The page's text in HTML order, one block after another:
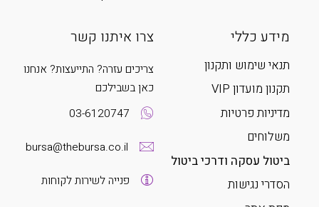
מידע כללי
תנאי שימוש ותקנון
תקנון מועדון VIP
מדיניות פרטיות
משלוחים
ביטול עסקה ודרכי ביטול
הסדרי נגישות
צרו איתנו קשר
צריכים עזרה? התייעצות? אנחנו
כאן בשבילכם
03-6120747
bursa@thebursa.co.il
פנייה לשירות לקוחות